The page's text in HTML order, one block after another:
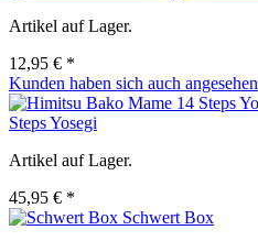
Artikel auf Lager.
12,95 € *
Kunden haben sich auch angesehen
Steps Yosegi
Artikel auf Lager.
45,95 € *
Schwert Box